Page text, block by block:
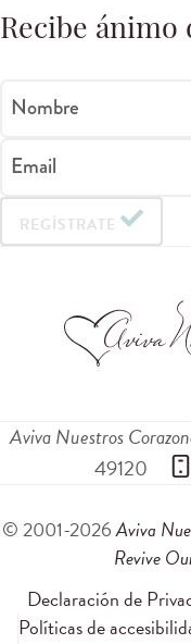
Recibe ánimo
Nombre
Email
REGÍSTRATE
Aviva Nuestros
49120
© 2001-2026Aviva
Revive
Declaración de
Políticas de